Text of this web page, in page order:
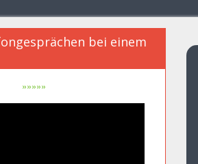
bei einem
»»»»»